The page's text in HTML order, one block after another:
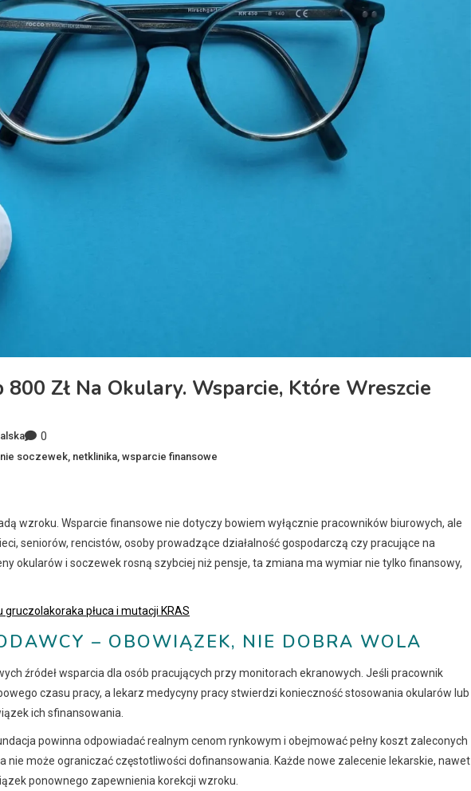
800 Zł Na Okulary. Wsparcie, Które Wreszcie
0
soczewek netklinika wsparcie finansowe
wzroku. Wsparcie finansowe nie dotyczy bowiem wyłącznie pracowników biurowych, ale
seniorów, rencistów, osoby prowadzące działalność gospodarczą czy pracujące na
okularów i soczewek rosną szybciej niż pensje, ta zmiana ma wymiar nie tylko finansowy,
płuca i mutacji KRAS
– OBOWIĄZEK, NIE DOBRA WOLA
źródeł wsparcia dla osób pracujących przy monitorach ekranowych. Jeśli pracownik
czasu pracy, a lekarz medycyny pracy stwierdzi konieczność stosowania okularów lub
ich sfinansowania.
powinna odpowiadać realnym cenom rynkowym i obejmować pełny koszt zaleconych
nie może ograniczać częstotliwości dofinansowania. Każde nowe zalecenie lekarskie, nawet
ponownego zapewnienia korekcji wzroku.